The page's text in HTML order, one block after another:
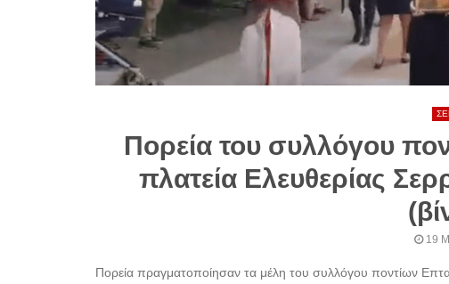
Πορεία του συλλόγου
πλατεία Ελευθερίας
19
Πορεία πραγματοποίησαν τα μέλη του συλλόγου ποντίων